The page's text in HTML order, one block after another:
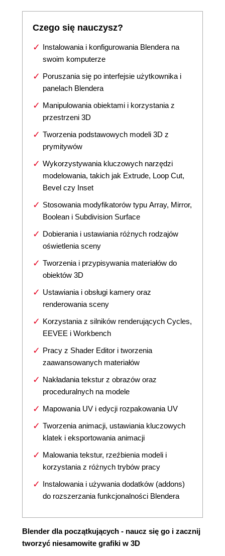
Czego się nauczysz?
Instalowania i konfigurowania Blendera na
swoim komputerze
Poruszania się po interfejsie użytkownika i
panelach Blendera
Manipulowania obiektami i korzystania z
przestrzeni 3D
Tworzenia podstawowych modeli 3D z
prymitywów
Wykorzystywania kluczowych narzędzi
modelowania, takich jak Extrude, Loop Cut,
Bevel czy Inset
Stosowania modyfikatorów typu Array, Mirror,
Boolean i Subdivision Surface
Dobierania i ustawiania różnych rodzajów
oświetlenia sceny
Tworzenia i przypisywania materiałów do
obiektów 3D
Ustawiania i obsługi kamery oraz
renderowania sceny
Korzystania z silników renderujących Cycles,
EEVEE i Workbench
Pracy z Shader Editor i tworzenia
zaawansowanych materiałów
Nakładania tekstur z obrazów oraz
proceduralnych na modele
Mapowania UV i edycji rozpakowania UV
Tworzenia animacji, ustawiania kluczowych
klatek i eksportowania animacji
Malowania tekstur, rzeźbienia modeli i
korzystania z różnych trybów pracy
Instalowania i używania dodatków (addons)
do rozszerzania funkcjonalności Blendera
Blender dla początkujących - naucz się go i zacznij
tworzyć niesamowite grafiki w 3D